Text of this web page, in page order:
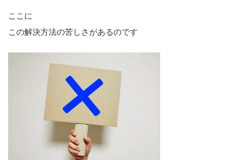
ここに
この解決方法の苦しさがあるのです